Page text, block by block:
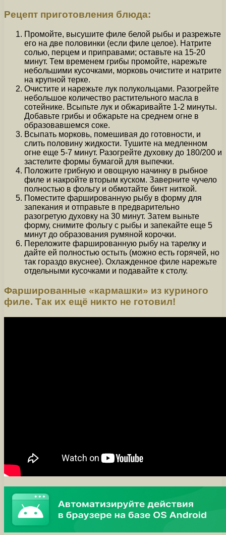
Рецепт приготовления блюда:
Промойте, высушите филе белой рыбы и разрежьте
его на две половинки (если филе целое). Натрите
солью, перцем и приправами; оставьте на 15-20
минут. Тем временем грибы промойте, нарежьте
небольшими кусочками, морковь очистите и натрите
на крупной терке.
Очистите и нарежьте лук полукольцами. Разогрейте
небольшое количество растительного масла в
сотейнике. Всыпьте лук и обжаривайте 1-2 минуты.
Добавьте грибы и обжарьте на среднем огне в
образовавшемся соке.
Всыпать морковь, помешивая до готовности, и
слить половину жидкости. Тушите на медленном
огне еще 5-7 минут. Разогрейте духовку до 180/200 и
застелите формы бумагой для выпечки.
Положите грибную и овощную начинку в рыбное
филе и накройте вторым куском. Заверните чучело
полностью в фольгу и обмотайте бинт ниткой.
Поместите фаршированную рыбу в форму для
запекания и отправьте в предварительно
разогретую духовку на 30 минут. Затем выньте
форму, снимите фольгу с рыбы и запекайте еще 5
минут до образования румяной корочки.
Переложите фаршированную рыбу на тарелку и
дайте ей полностью остыть (можно есть горячей, но
так гораздо вкуснее). Охлажденное филе нарежьте
отдельными кусочками и подавайте к столу.
Фаршированные «кармашки» из куриного
филе. Так их ещё никто не готовил!